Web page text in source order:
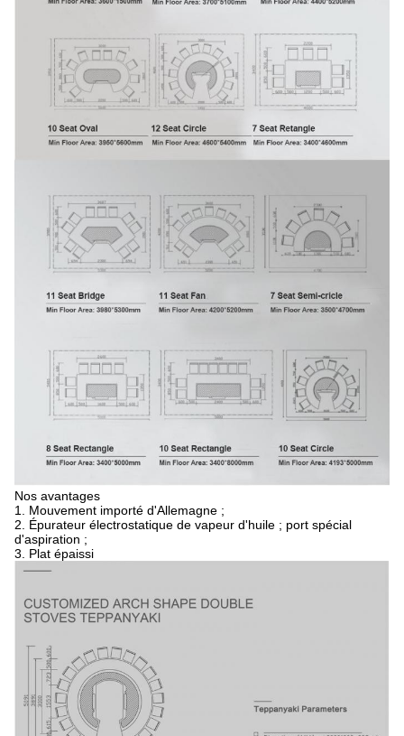
Nos avantages
1. Mouvement importé d'Allemagne ;
2. Épurateur électrostatique de vapeur d'huile ; port spécial
d'aspiration ;
3. Plat épaissi